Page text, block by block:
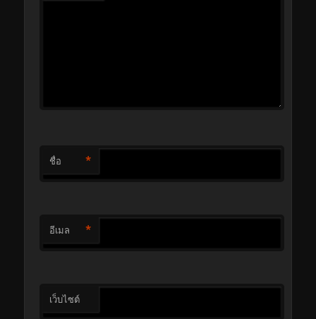
ชื่อ *
อีเมล *
เว็บไซต์